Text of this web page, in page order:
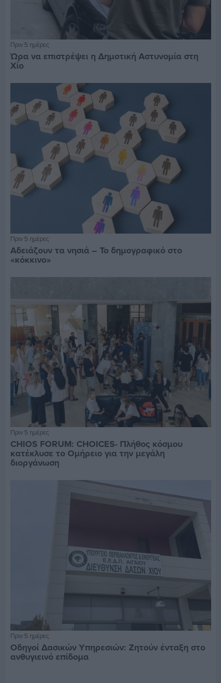
Πριν 5 ημέρες
Ώρα να επιστρέψει η Δημοτική Αστυνομία στη
Χίο
Πριν 5 ημέρες
Αδειάζουν τα νησιά – Το δημογραφικό στο
«κόκκινο»
Πριν 5 ημέρες
CHIOS FORUM: CHOICES- Πλήθος κόσμου
κατέκλυσε το Ομήρειο για την μεγάλη
διοργάνωση
Πριν 5 ημέρες
Οδηγοί Δασικών Υπηρεσιών: Ζητούν ένταξη στο
ανθυγιεινό επίδομα